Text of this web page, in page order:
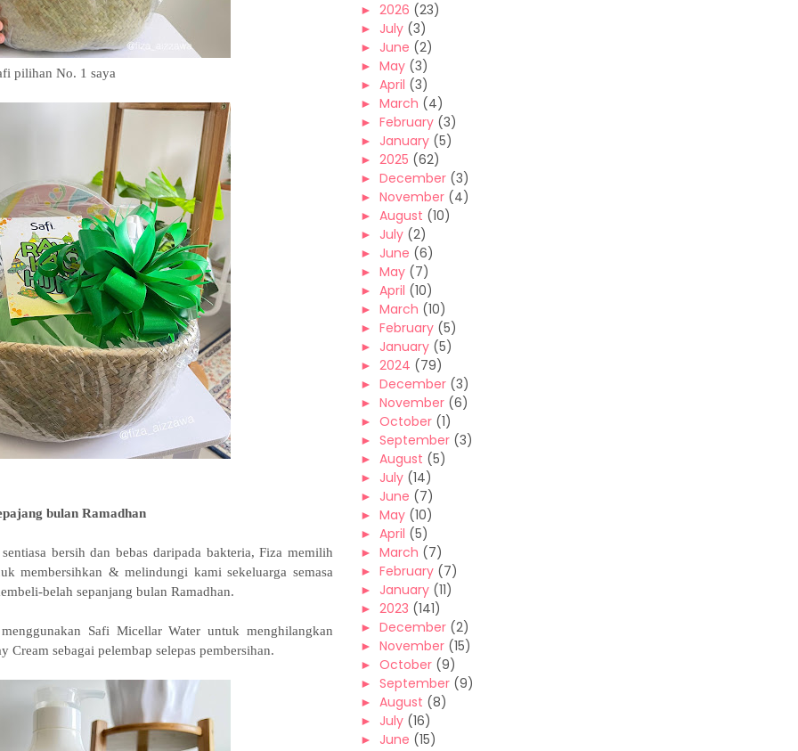
pilihan No. 1 saya
bulan Ramadhan
bersih dan bebas daripada bakteria, Fiza memilih
membersihkan & melindungi kami sekeluarga semasa
belah sepanjang bulan Ramadhan.
Safi Micellar Water untuk menghilangkan
sebagai pelembap selepas pembersihan.
► 2026 (23)
► July (3)
► June (2)
► May (3)
► April (3)
► March (4)
► February (3)
► January (5)
► 2025 (62)
► December (3)
► November (4)
► August (10)
► July (2)
► June (6)
► May (7)
► April (10)
► March (10)
► February (5)
► January (5)
► 2024 (79)
► December (3)
► November (6)
► October (1)
► September (3)
► August (5)
► July (14)
► June (7)
► May (10)
► April (5)
► March (7)
► February (7)
► January (11)
► 2023 (141)
► December (2)
► November (15)
► October (9)
► September (9)
► August (8)
► July (16)
► June (15)